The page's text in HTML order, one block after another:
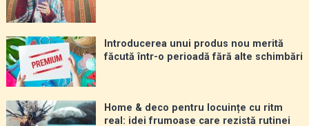
Introducerea unui produs nou merită
făcută într-o perioadă fără alte schimbări
Home & deco pentru locuințe cu ritm
real: idei frumoase care rezistă rutinei